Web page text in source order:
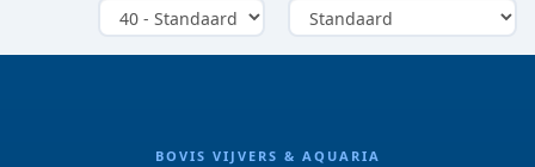
BOVIS VIJVERS & AQUARIA